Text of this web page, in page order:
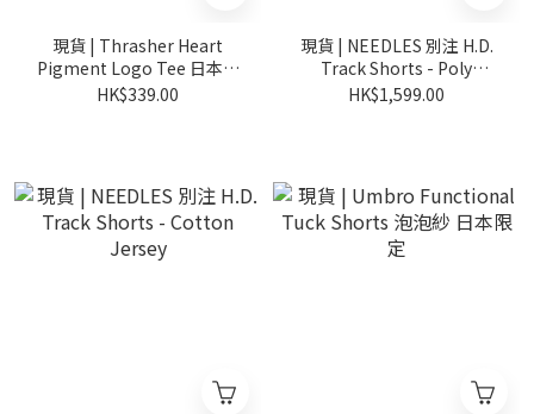
現貨 | Thrasher Heart
Pigment Logo Tee 日本限
定 短袖
HK$339.00
現貨 | NEEDLES 別注 H.D.
Track Shorts - Poly
Smooth
HK$1,599.00